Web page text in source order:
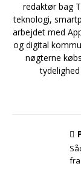
redaktør bag
teknologi,
arbejdet med
og digital
nøgterne